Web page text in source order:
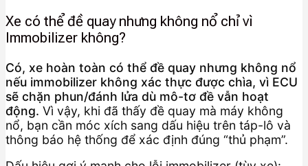
Xe có thể đề quay nhưng không nổ chỉ vì
Immobilizer không?
Có, xe hoàn toàn có thể đề quay nhưng không nổ
nếu immobilizer không xác thực được chìa, vì ECU
sẽ chặn phun/đánh lửa dù mô-tơ đề vẫn hoạt
động. Vì vậy, khi đã thấy đề quay mà máy không
nổ, bạn cần móc xích sang dấu hiệu trên táp-lô và
thông báo hệ thống để xác định đúng “thủ phạm”.